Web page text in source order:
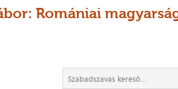
Romániai